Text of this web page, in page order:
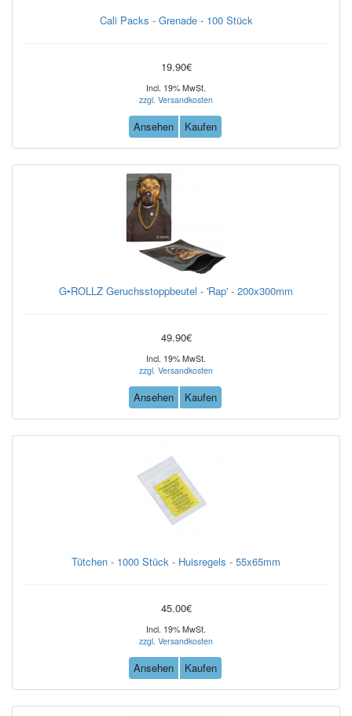
Cali Packs - Grenade - 100 Stück
19.90€
Incl. 19% MwSt.
zzgl. Versandkosten
Ansehen Kaufen
G•ROLLZ Geruchsstoppbeutel - 'Rap' - 200x300mm
49.90€
Incl. 19% MwSt.
zzgl. Versandkosten
Ansehen Kaufen
Tütchen - 1000 Stück - Huisregels - 55x65mm
45.00€
Incl. 19% MwSt.
zzgl. Versandkosten
Ansehen Kaufen